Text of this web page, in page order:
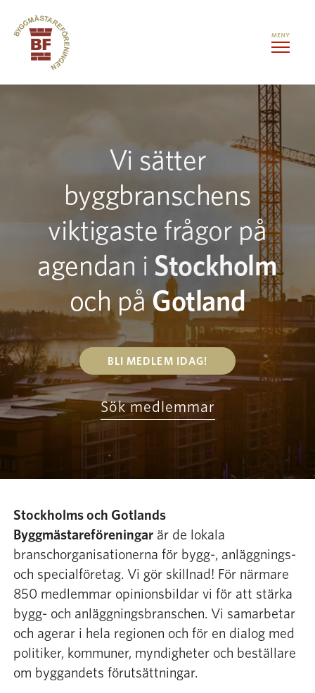
Medlemstjänster
Evenemang
Kontakt
Sök
Bli medlem
Vi sätter
byggbranschens
viktigaste frågor på
agendan i Stockholm
och påGotland
BLI MEDLEM IDAG!
Sök medlemmar
Stockholms och Gotlands
Byggmästareföreningar är de lokala
branschorganisationerna för bygg-, anläggnings-
och specialföretag. Vi gör skillnad! För närmare
850 medlemmar opinionsbildar vi för att stärka
bygg- och anläggningsbranschen. Vi samarbetar
och agerar i hela regionen och för en dialog med
politiker, kommuner, myndigheter och beställare
om byggandets förutsättningar.